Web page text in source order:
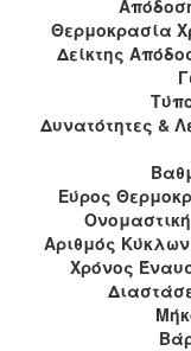
Θερμοκρασία
Δείκτης
Δυνατότητες &
Εύρος
Αριθμός
Χρόνος